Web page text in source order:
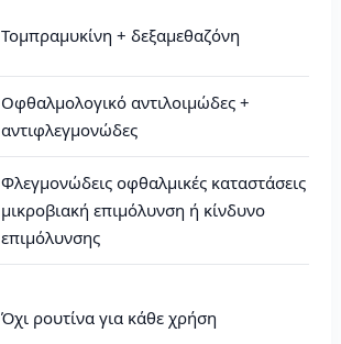
Τομπραμυκίνη + δεξαμεθαζόνη
Οφθαλμολογικό αντιλοιμώδες +
αντιφλεγμονώδες
Φλεγμονώδεις οφθαλμικές καταστάσεις με
μικροβιακή επιμόλυνση ή κίνδυνο
επιμόλυνσης
Όχι ρουτίνα για κάθε χρήση